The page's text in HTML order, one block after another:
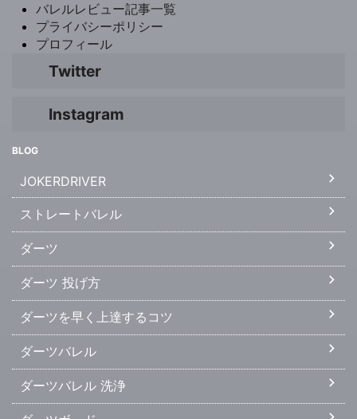
バレルレビュー記事一覧
プライバシーポリシー
プロフィール
Twitter
Instagram
BLOG
JOKERDRIVER
ストレートバレル
ダーツ
ダーツ 投げ方
ダーツを早く上達するコツ
ダーツバレル
ダーツバレル 洗浄